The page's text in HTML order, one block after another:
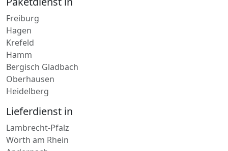
Freiburg
Hagen
Krefeld
Hamm
Bergisch Gladbach
Oberhausen
Heidelberg
Lieferdienst in
Lambrecht-Pfalz
Wörth am Rhein
Andernach